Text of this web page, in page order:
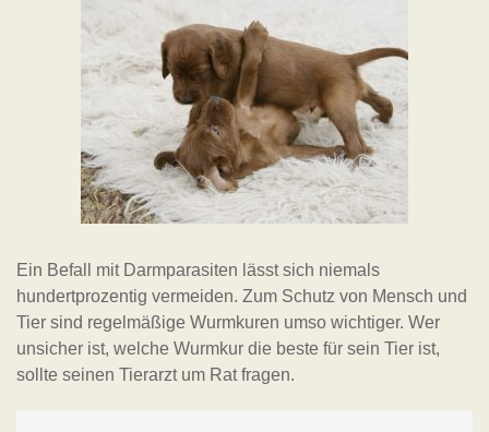
Ein Befall mit Darmparasiten lässt sich niemals
hundertprozentig vermeiden. Zum Schutz von Mensch und
Tier sind regelmäßige Wurmkuren umso wichtiger. Wer
unsicher ist, welche Wurmkur die beste für sein Tier ist,
sollte seinen Tierarzt um Rat fragen.